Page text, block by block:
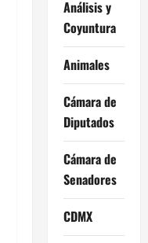
Análisis y
Coyuntura
Animales
Cámara de
Diputados
Cámara de
Senadores
CDMX